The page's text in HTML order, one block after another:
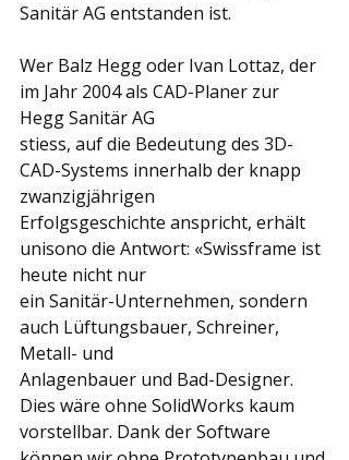
Sanitär AG entstanden ist.
Wer Balz Hegg oder Ivan Lottaz, der
im Jahr 2004 als CAD-Planer zur
Hegg Sanitär AG
stiess, auf die Bedeutung des 3D-
CAD-Systems innerhalb der knapp
zwanzigjährigen
Erfolgsgeschichte anspricht, erhält
unisono die Antwort: «Swissframe ist
heute nicht nur
ein Sanitär-Unternehmen, sondern
auch Lüftungsbauer, Schreiner,
Metall- und
Anlagenbauer und Bad-Designer.
Dies wäre ohne SolidWorks kaum
vorstellbar. Dank der Software